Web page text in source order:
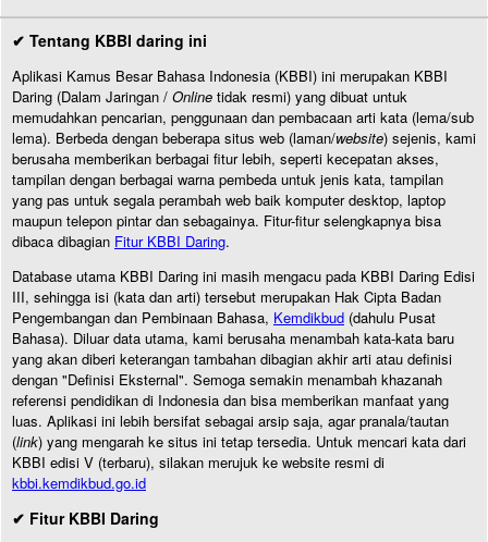
✔ Tentang KBBI daring ini
Aplikasi Kamus Besar Bahasa Indonesia (KBBI) ini merupakan KBBI
Daring (Dalam Jaringan / Online tidak resmi) yang dibuat untuk
memudahkan pencarian, penggunaan dan pembacaan arti kata (lema/sub
lema). Berbeda dengan beberapa situs web (laman/website) sejenis, kami
berusaha memberikan berbagai fitur lebih, seperti kecepatan akses,
tampilan dengan berbagai warna pembeda untuk jenis kata, tampilan
yang pas untuk segala perambah web baik komputer desktop, laptop
maupun telepon pintar dan sebagainya. Fitur-fitur selengkapnya bisa
dibaca dibagian Fitur KBBI Daring.
Database utama KBBI Daring ini masih mengacu pada KBBI Daring Edisi
III, sehingga isi (kata dan arti) tersebut merupakan Hak Cipta Badan
Pengembangan dan Pembinaan Bahasa, Kemdikbud (dahulu Pusat
Bahasa). Diluar data utama, kami berusaha menambah kata-kata baru
yang akan diberi keterangan tambahan dibagian akhir arti atau definisi
dengan "Definisi Eksternal". Semoga semakin menambah khazanah
referensi pendidikan di Indonesia dan bisa memberikan manfaat yang
luas. Aplikasi ini lebih bersifat sebagai arsip saja, agar pranala/tautan
(link) yang mengarah ke situs ini tetap tersedia. Untuk mencari kata dari
KBBI edisi V (terbaru), silakan merujuk ke website resmi di
kbbi.kemdikbud.go.id
✔ Fitur KBBI Daring